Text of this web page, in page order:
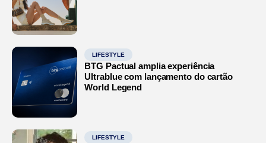
LIFESTYLE
BTG Pactual amplia experiência
Ultrablue com lançamento do cartão
World Legend
LIFESTYLE